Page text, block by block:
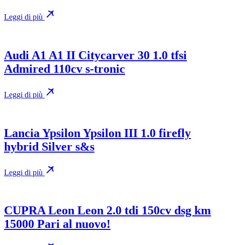
Leggi di più
Audi A1 A1 II Citycarver 30 1.0 tfsi
Admired 110cv s-tronic
Leggi di più
Lancia Ypsilon Ypsilon III 1.0 firefly
hybrid Silver s&s
Leggi di più
CUPRA Leon Leon 2.0 tdi 150cv dsg km
15000 Pari al nuovo!